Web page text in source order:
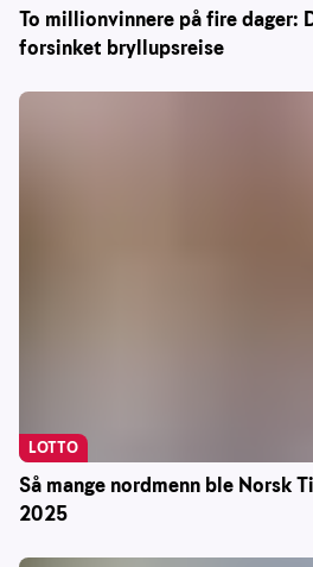
To millionvinnere på fire dager:
forsinket bryllupsreise
Så mange nordmenn ble Norsk
2025
LOTTO